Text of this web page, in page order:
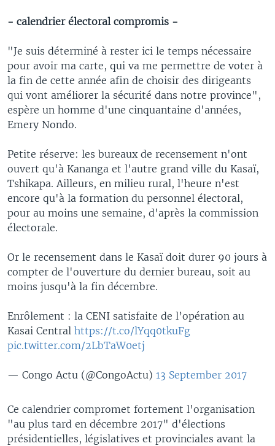
- calendrier électoral compromis -
"Je suis déterminé à rester ici le temps nécessaire
pour avoir ma carte, qui va me permettre de voter à
la fin de cette année afin de choisir des dirigeants
qui vont améliorer la sécurité dans notre province",
espère un homme d'une cinquantaine d'années,
Emery Nondo.
Petite réserve: les bureaux de recensement n'ont
ouvert qu'à Kananga et l'autre grand ville du Kasaï,
Tshikapa. Ailleurs, en milieu rural, l'heure n'est
encore qu'à la formation du personnel électoral,
pour au moins une semaine, d'après la commission
électorale.
Or le recensement dans le Kasaï doit durer 90 jours à
compter de l'ouverture du dernier bureau, soit au
moins jusqu'à la fin décembre.
Enrôlement : la CENI satisfaite de l’opération au
Kasai Central https://t.co/lYqq0tkuFg
pic.twitter.com/2LbTaW0etj
— Congo Actu (@CongoActu) 13 September 2017
Ce calendrier compromet fortement l'organisation
"au plus tard en décembre 2017" d'élections
présidentielles, législatives et provinciales avant la